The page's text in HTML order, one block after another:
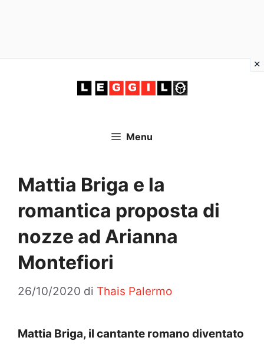
Menu
Mattia Briga e la
romantica proposta di
nozze ad Arianna
Montefiori
26/10/2020 di Thais Palermo
Mattia Briga, il cantante romano diventato